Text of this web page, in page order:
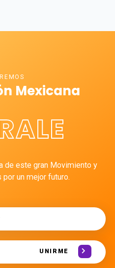
Mexicana
de este gran Movimiento y
un mejor futuro.
UNIRME